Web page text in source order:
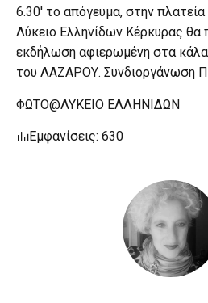
6.30' το απόγευμα, στην
Λύκειο Ελληνίδων Κέρκυρας θα
εκδήλωση αφιερωμένη στα
του ΛΑΖΑΡΟΥ. Συνδιοργάνωση
ΦΩΤΟ@ΛΥΚΕΙΟ ΕΛΛΗΝΙΔΩΝ
Εμφανίσεις: 630